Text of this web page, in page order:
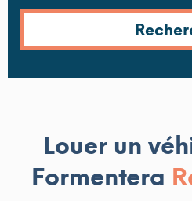
Louer un
Formentera